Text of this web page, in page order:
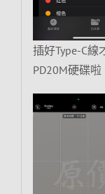
插好Type-C線
PD20M硬碟